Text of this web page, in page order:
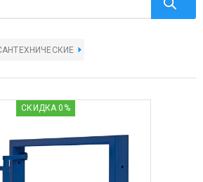
СКИДКА 0%